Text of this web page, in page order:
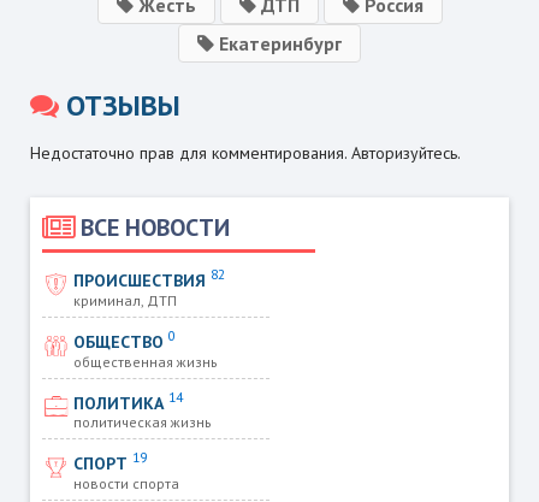
ВСЕ НОВОСТИ
ПРОИСШЕСТВИЯ 82
криминал, ДТП
ОБЩЕСТВО0
общественная жизнь
ПОЛИТИКА 14
политическая жизнь
СПОРТ 19
новости спорта
Жесть ДТП
Россия
Екатеринбург
ОТЗЫВЫ
Недостаточно прав для комментирования. Авторизуйтесь.